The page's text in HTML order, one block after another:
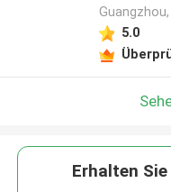
5.0
Erhalten